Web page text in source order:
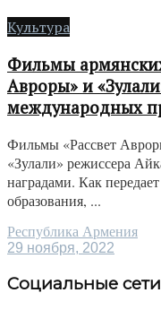
Культура
Фильмы
Авроры» и
международных
Фильмы «Рассвет
«Зулали» режиссера
наградами. Как
образования, ...
Республика Армения
29 ноября, 2022
Социальные сети